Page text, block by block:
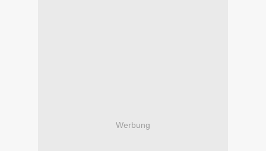
Werbung